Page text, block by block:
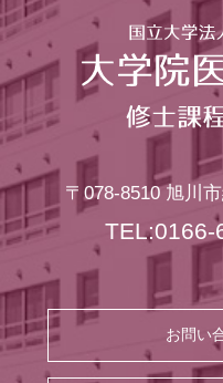
〒078-8510旭川
TEL:0166-
お問い